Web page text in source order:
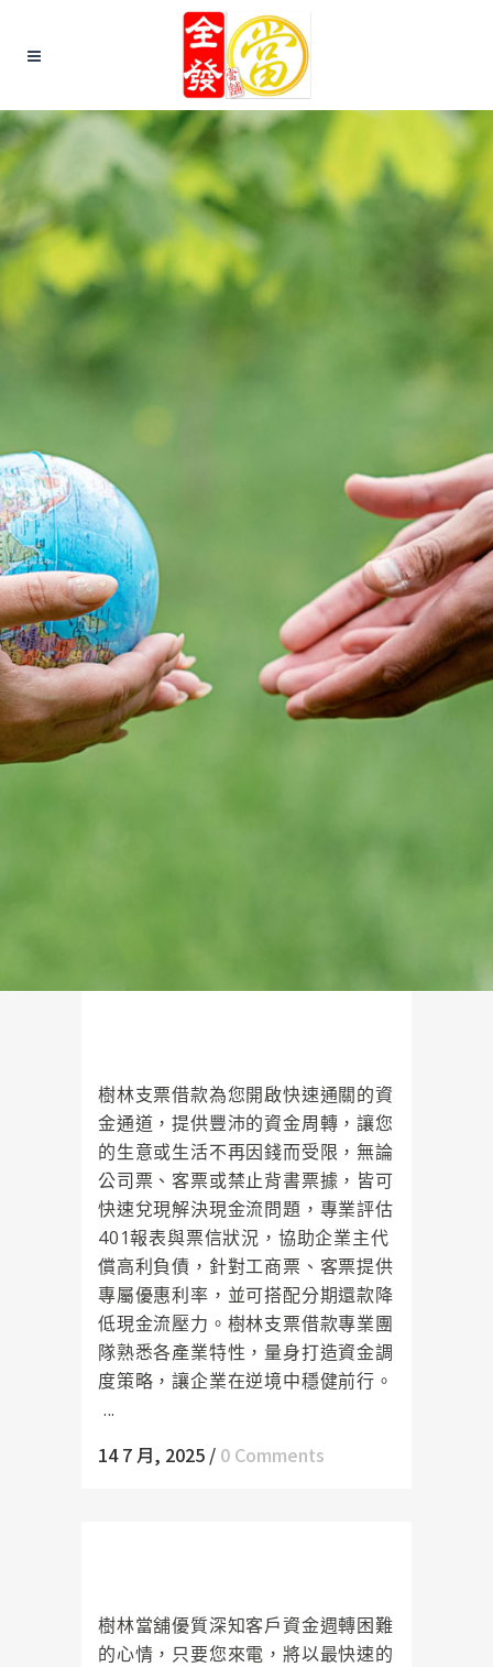
樹林支票借款為您開啟快速通關的資
金通道，提供豐沛的資金周轉，讓您
的生意或生活不再因錢而受限，無論
公司票、客票或禁止背書票據，皆可
快速兌現解決現金流問題，專業評估
401報表與票信狀況，協助企業主代
償高利負債，針對工商票、客票提供
專屬優惠利率，並可搭配分期還款降
低現金流壓力。樹林支票借款專業團
隊熟悉各產業特性，量身打造資金調
度策略，讓企業在逆境中穩健前行。
...
14 7 月, 2025 / 0 Comments
樹林當舖優質深知客戶資金週轉困難
的心情，只要您來電，將以最快速的